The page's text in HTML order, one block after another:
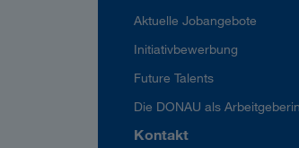
Aktuelle Jobangebote
Initiativbewerbung
Future Talents
Die DONAU als
Kontakt